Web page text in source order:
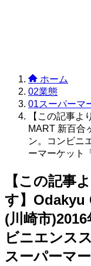
ホーム
02業態
01スーパーマ
【この記事よ
MART 新百合
ン。コンビニ
ーマーケット
【この記事
す】Odakyu
(川崎市
ビニエンス
スーパーマ